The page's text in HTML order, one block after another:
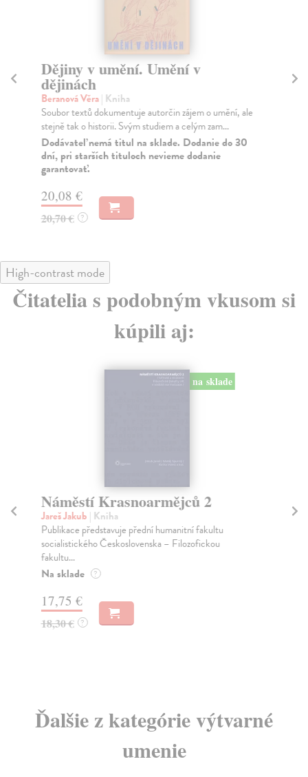
Dějiny v umění. Umění v
dějinách
Beranová Věra| Kniha
Soubor textů dokumentuje autorčin zájem o umění, ale
stejně tak o historii. Svým studiem a celým zam...
Dodávateľ nemá titul na sklade. Dodanie do 30
dní, pri starších tituloch nevieme dodanie
garantovať.
20,08 €
20,70 € ?
High-contrast mode
Čitatelia s podobným vkusom si
kúpili aj:
na sklade
Náměstí Krasnoarmějců 2
Jareš Jakub | Kniha
Publikace představuje přední humanitní fakultu
socialistického Československa – Filozofickou
fakultu...
Na sklade ?
17,75 €
18,30 € ?
Ďalšie z kategórie výtvarné
umenie